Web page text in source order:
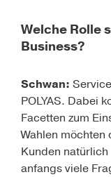
Welche Rolle
Business?
Schwan:
POLYAS. Dabei
Facetten zum
Wahlen
Kunden
anfangs viele